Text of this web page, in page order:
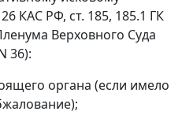
КАС РФ, ст. 185, 185.1 ГК
Верховного Суда
36):
органа (если имело